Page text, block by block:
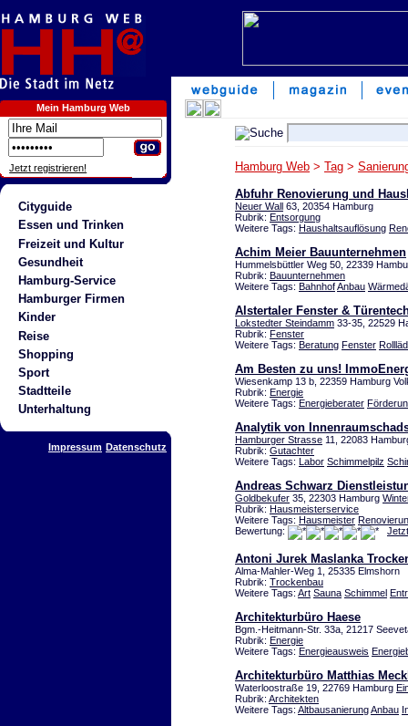
Mein Hamburg Web
Jetzt registrieren!
Cityguide
Essen und Trinken
Freizeit und Kultur
Gesundheit
Hamburg-Service
Hamburger Firmen
Kinder
Reise
Shopping
Sport
Stadtteile
Unterhaltung
Impressum Datenschutz
Hamburg Web > Tag >
Abfuhr Renovierung und
Neuer Wall 63, 20354 Hamburg
Rubrik: Entsorgung
Weitere Tags: Haushaltsauflösung
Achim Meier Bauunternehmen
Hummelsbüttler Weg 50, 22339
Rubrik: Bauunternehmen
Weitere Tags: BahnhofAnbau
Alstertaler Fenster &
Lokstedter Steindamm 33-35, 22529
Rubrik: Fenster
Weitere Tags: Beratung Fenster
Am Besten zu uns!
Wiesenkamp 13 b, 22359 Hamburg
Rubrik: Energie
Weitere Tags: Energieberater
Analytik von
Hamburger Strasse 11, 22083
Rubrik: Gutachter
Weitere Tags: Labor Schimmelpilz
Andreas Schwarz
Goldbekufer 35, 22303 Hamburg
Rubrik: Hausmeisterservice
Weitere Tags: Hausmeister
Bewertung:
Antoni Jurek Maslanka
Alma-Mahler-Weg 1, 25335 Elmshorn
Rubrik: Trockenbau
Weitere Tags: Art Sauna Schimmel
Architekturbüro Haese
Bgm.-Heitmann-Str. 33a, 21217
Rubrik: Energie
Weitere Tags: Energieausweis
Architekturbüro Matthias
Waterloostraße 19, 22769 Hamburg
Rubrik: Architekten
Weitere Tags: AltbausanierungAnbau